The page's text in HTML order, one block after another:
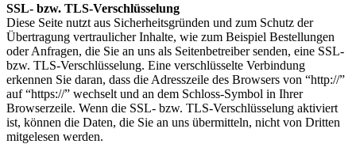
SSL- bzw. TLS-Verschlüsselung
Diese Seite nutzt aus Sicherheitsgründen und zum Schutz der
Übertragung vertraulicher Inhalte, wie zum Beispiel Bestellungen
oder Anfragen, die Sie an uns als Seitenbetreiber senden, eine SSL-
bzw. TLS-Verschlüsselung. Eine verschlüsselte Verbindung
erkennen Sie daran, dass die Adresszeile des Browsers von “http://”
auf “https://” wechselt und an dem Schloss-Symbol in Ihrer
Browserzeile. Wenn die SSL- bzw. TLS-Verschlüsselung aktiviert
ist, können die Daten, die Sie an uns übermitteln, nicht von Dritten
mitgelesen werden.